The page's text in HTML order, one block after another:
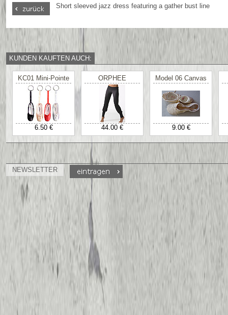
Short sleeved jazz dress featuring a gather bust line
KUNDEN KAUFTEN AUCH:
KC01 Mini-Pointe
6.50 €
ORPHEE
44.00 €
Model 06 Canvas
9.00 €
NEWSLETTER